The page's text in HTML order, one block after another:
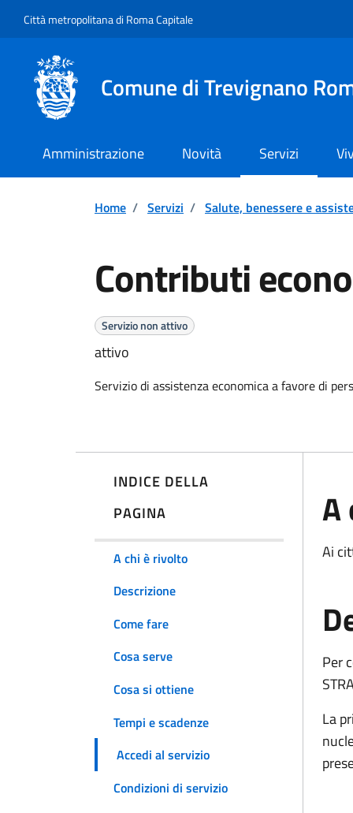
Città metropolitana di Roma Capitale
Comune di Trevignano
Amministrazione Novità Servizi
Home / Servizi / Salute, benessere e
Contributi
Servizio non attivo
attivo
Servizio di assistenza economica a favore di
INDICE DELLA
PAGINA
A chi è rivolto
Descrizione
Come fare
Cosa serve
Cosa si ottiene
Tempi e scadenze
Accedi al servizio
Condizioni di servizio
A
Ai
Per
La